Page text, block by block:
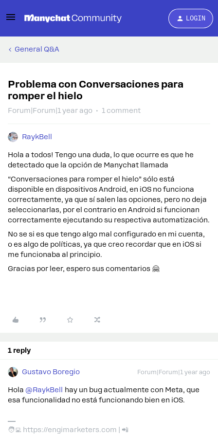
LOGIN
General Q&A
Problema con Conversaciones para
romper el hielo
Forum|Forum|1 year ago 1 comment
RaykBell
Hola a todos! Tengo una duda, lo que ocurre es que he
detectado que la opción de Manychat llamada
“Conversaciones para romper el hielo” sólo está
disponible en dispositivos Android, en iOS no funciona
correctamente, ya que sí salen las opciones, pero no deja
seleccionarlas, por el contrario en Android si funcionan
correctamente ejecutando su respectiva automatización.
No se si es que tengo algo mal configurado en mi cuenta,
o es algo de políticas, ya que creo recordar que en iOS si
me funcionaba al principio.
Gracias por leer, espero sus comentarios 🤗
1 reply
Gustavo Boregio Forum|Forum|1 year ago
Hola ​ @RaykBell
hay un bug actualmente con Meta, que
esa funcionalidad no está funcionando bien en iOS.
🧑‍💻 https://engimarketers.com | 📲